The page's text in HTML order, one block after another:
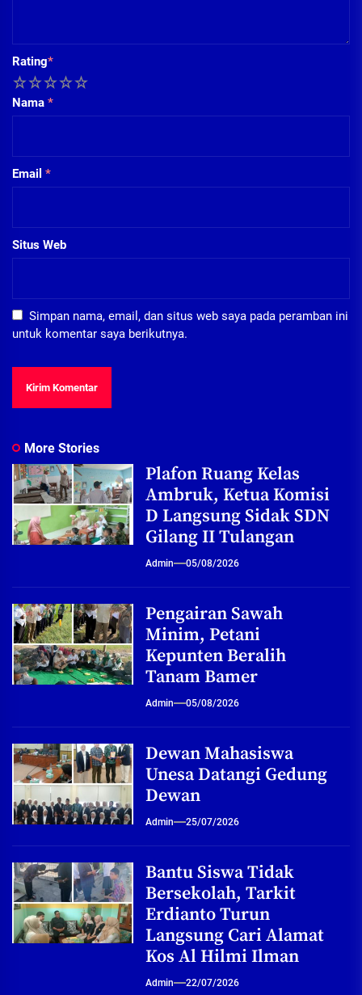
Rating*
5
4
3
2
Nama *
Email *
Situs Web
Simpan nama, email, dan situs web saya pada peramban ini
untuk komentar saya berikutnya.
More Stories
Plafon Ruang Kelas
Ambruk, Ketua Komisi
D Langsung Sidak SDN
Gilang II Tulangan
Admin 05/08/2026
Pengairan Sawah
Minim, Petani
Kepunten Beralih
Tanam Bamer
Admin 05/08/2026
Dewan Mahasiswa
Unesa Datangi Gedung
Dewan
Admin 25/07/2026
Bantu Siswa Tidak
Bersekolah, Tarkit
Erdianto Turun
Langsung Cari Alamat
Kos Al Hilmi Ilman
Admin 22/07/2026